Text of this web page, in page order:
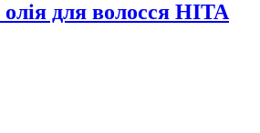
для волосся HITA